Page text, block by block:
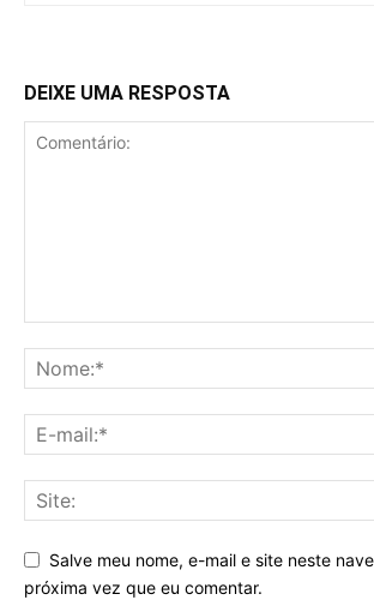
DEIXE UMA RESPOSTA
Salve meu nome, e-mail e site neste
próxima vez que eu comentar.